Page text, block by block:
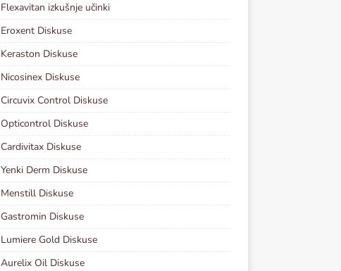
Flexavitan izkušnje učinki
Eroxent Diskuse
Keraston Diskuse
Nicosinex Diskuse
Circuvix Control Diskuse
Opticontrol Diskuse
Cardivitax Diskuse
Yenki Derm Diskuse
Menstill Diskuse
Gastromin Diskuse
Lumiere Gold Diskuse
Aurelix Oil Diskuse